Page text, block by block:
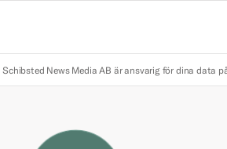
Schibsted News Media AB är ansvarig för dina data